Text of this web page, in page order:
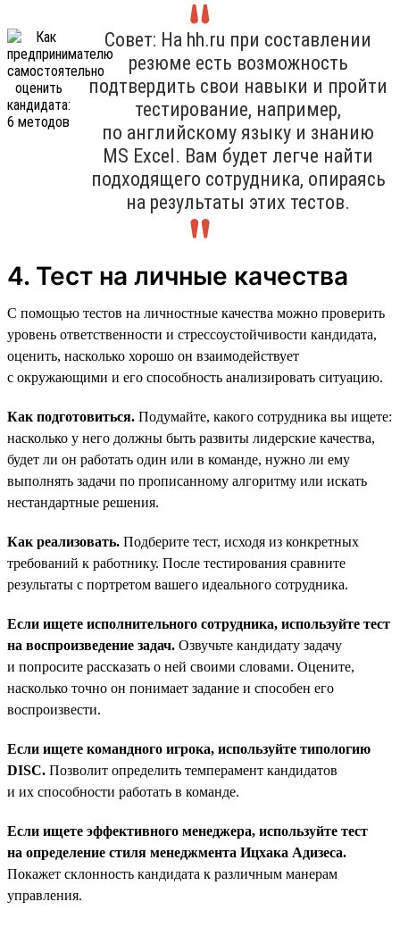
Совет: На hh.ru при составлении
резюме есть возможность
подтвердить свои навыки и пройти
тестирование, например,
по английскому языку и знанию
MS Excel. Вам будет легче найти
подходящего сотрудника, опираясь
на результаты этих тестов.
4. Тест на личные качества
С помощью тестов на личностные качества можно проверить
уровень ответственности и стрессоустойчивости кандидата,
оценить, насколько хорошо он взаимодействует
с окружающими и его способность анализировать ситуацию.
Как подготовиться. Подумайте, какого сотрудника вы ищете:
насколько у него должны быть развиты лидерские качества,
будет ли он работать один или в команде, нужно ли ему
выполнять задачи по прописанному алгоритму или искать
нестандартные решения.
Как реализовать. Подберите тест, исходя из конкретных
требований к работнику. После тестирования сравните
результаты с портретом вашего идеального сотрудника.
Если ищете исполнительного сотрудника, используйте тест
на воспроизведение задач. Озвучьте кандидату задачу
и попросите рассказать о ней своими словами. Оцените,
насколько точно он понимает задание и способен его
воспроизвести.
Если ищете командного игрока, используйте типологию
DISC. Позволит определить темперамент кандидатов
и их способности работать в команде.
Если ищете эффективного менеджера, используйте тест
на определение стиля менеджмента Ицхака Адизеса.
Покажет склонность кандидата к различным манерам
управления.